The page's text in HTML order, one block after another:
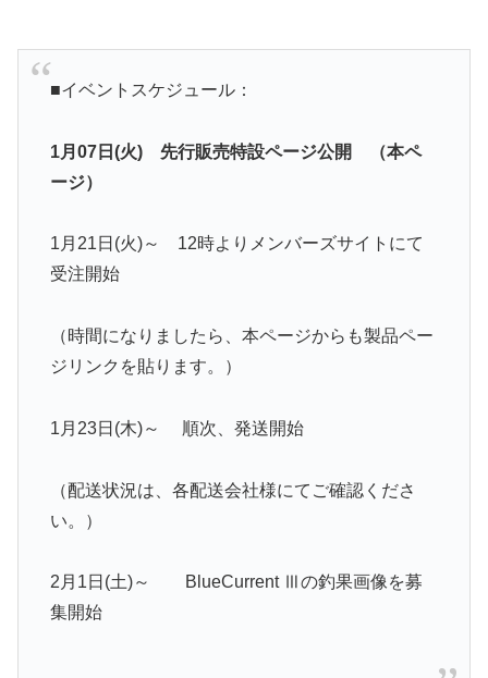
■イベントスケジュール：
1月07日(火) 先行販売特設ページ公開 （本ペ
ージ）
1月21日(火)～ 12時よりメンバーズサイトにて
受注開始
（時間になりましたら、本ページからも製品ペー
ジリンクを貼ります。）
1月23日(木)～ 順次、発送開始
（配送状況は、各配送会社様にてご確認くださ
い。）
2月1日(土)～ BlueCurrent Ⅲの釣果画像を募
集開始